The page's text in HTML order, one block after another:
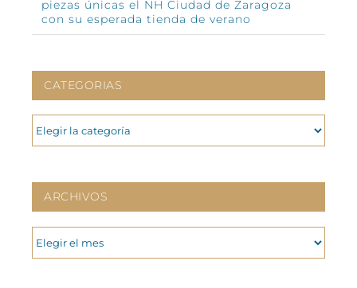
piezas únicas el NH Ciudad de Zaragoza
con su esperada tienda de verano
CATEGORIAS
CATEGORIAS
ARCHIVOS
ARCHIVOS